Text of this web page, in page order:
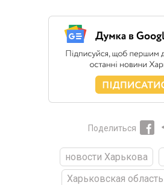
Поделиться
новости Харькова
Харьковская область